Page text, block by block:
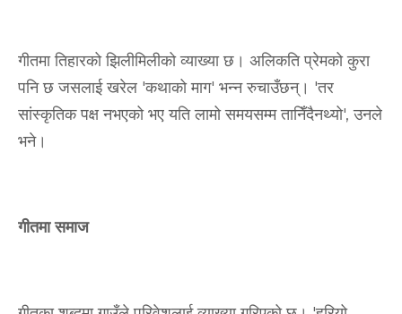
गीतमा तिहारको झिलीमिलीको व्याख्या छ। अलिकति प्रेमको कुरा
पनि छ जसलाई खरेल 'कथाको माग' भन्न रुचाउँछन्। 'तर
सांस्कृतिक पक्ष नभएको भए यति लामो समयसम्म तानिँदैनथ्यो', उनले
भने।
गीतमा समाज